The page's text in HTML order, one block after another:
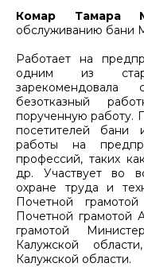
Комар Тамара
обслуживанию бани
Работает на
одним из
безотказный
порученную работу.
посетителей бани
работы на
профессий, таких
др. Участвует во
охране труда и
Почетной
Почетной грамотой
грамотой
Калужской
Калужской области.